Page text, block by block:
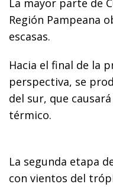
La mayor parte de
Región Pampeana
escasas.
Hacia el final de la
perspectiva, se
del sur, que
térmico.
La segunda etapa
con vientos del